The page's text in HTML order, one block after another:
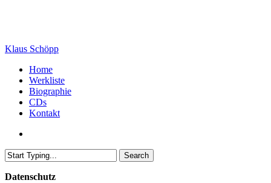
Klaus Schöpp
search
Menu
Home
Werkliste
Biographie
CDs
Kontakt
Search
Search
Datenschutz